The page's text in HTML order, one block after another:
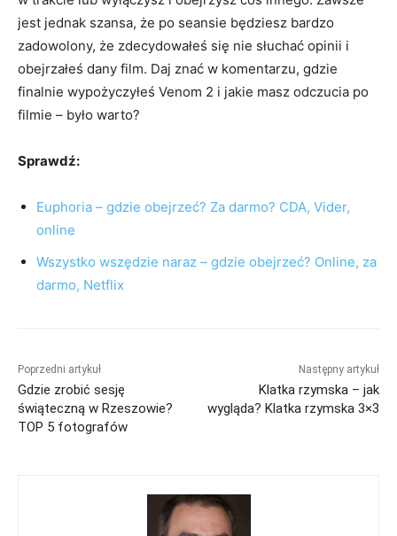
jest jednak szansa, że po seansie będziesz bardzo
zadowolony, że zdecydowałeś się nie słuchać opinii i
obejrzałeś dany film. Daj znać w komentarzu, gdzie
finalnie wypożyczyłeś Venom 2 i jakie masz odczucia po
filmie – było warto?
Sprawdź:
Euphoria – gdzie obejrzeć? Za darmo? CDA, Vider,
online
Wszystko wszędzie naraz – gdzie obejrzeć? Online, za
darmo, Netflix
Poprzedni artykuł
Gdzie zrobić sesję
świąteczną w Rzeszowie?
TOP 5 fotografów
Następny artykuł
Klatka rzymska – jak
wygląda? Klatka rzymska 3×3